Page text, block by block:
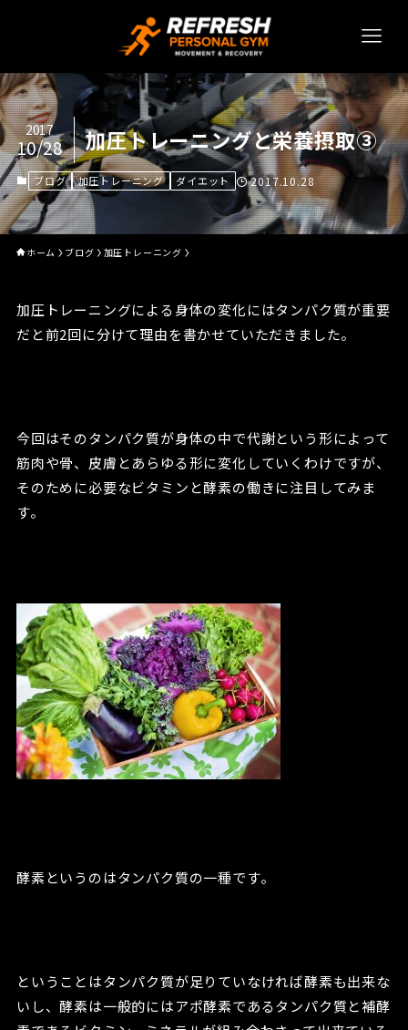
加圧トレーニングと栄養摂取③
2017
10/28
ブログ 加圧トレーニング ダイエット 2017.10.28
ホーム ブログ 加圧トレーニング
加圧トレーニングによる身体の変化にはタンパク質が重要
だと前2回に分けて理由を書かせていただきました。
今回はそのタンパク質が身体の中で代謝という形によって
筋肉や骨、皮膚とあらゆる形に変化していくわけですが、
そのために必要なビタミンと酵素の働きに注目してみま
す。
酵素というのはタンパク質の一種です。
ということはタンパク質が足りていなければ酵素も出来な
いし、酵素は一般的にはアポ酵素であるタンパク質と補酵